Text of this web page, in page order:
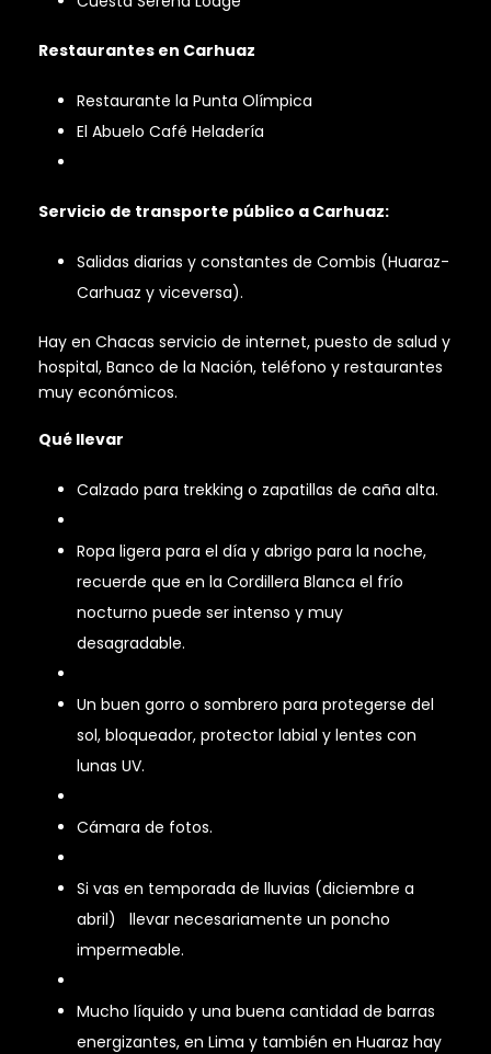
Restaurantes en Carhuaz
Restaurante la Punta Olímpica
El Abuelo Café Heladería
Servicio de transporte público a Carhuaz:
Salidas diarias y constantes de Combis (Huaraz-
Carhuaz y viceversa).
Hay en Chacas servicio de internet, puesto de salud y
hospital, Banco de la Nación, teléfono y restaurantes
muy económicos.
Qué llevar
Calzado para trekking o zapatillas de caña alta.
Ropa ligera para el día y abrigo para la noche,
recuerde que en la Cordillera Blanca el frío
nocturno puede ser intenso y muy
desagradable.
Un buen gorro o sombrero para protegerse del
sol, bloqueador, protector labial y lentes con
lunas UV.
Cámara de fotos.
Si vas en temporada de lluvias (diciembre a
abril) llevar necesariamente un poncho
impermeable.
Mucho líquido y una buena cantidad de barras
energizantes, en Lima y también en Huaraz hay